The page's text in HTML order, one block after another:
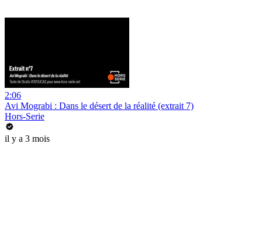
2:06
Avi Mograbi : Dans le désert de la réalité (extrait 7)
Hors-Serie
il y a 3 mois